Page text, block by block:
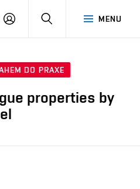
MENU
PŘIHLÁSIT
DO PRAXE
properties by